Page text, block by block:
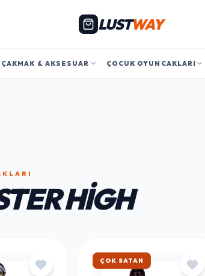
LUSTWAY
ÇAKMAK & AKSESUAR ÇOCUK OYUNCAKLARI
HIGH
ÇOK SATAN